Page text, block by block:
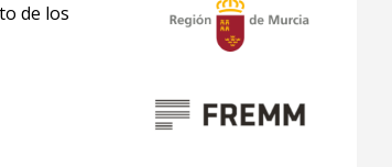
de los